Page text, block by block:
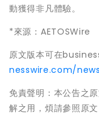
動獲得非凡體驗。
*來源：AETOSWire
原文版本可在
nesswire.com/
免責聲明：本公告之
解之用，煩請參照原